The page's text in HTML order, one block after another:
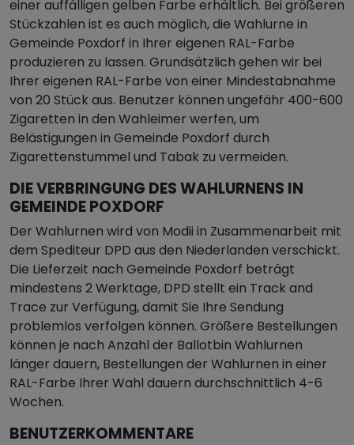
einer auffälligen gelben Farbe erhältlich. Bei größeren
Stückzahlen ist es auch möglich, die Wahlurne in
Gemeinde Poxdorf in Ihrer eigenen RAL-Farbe
produzieren zu lassen. Grundsätzlich gehen wir bei
Ihrer eigenen RAL-Farbe von einer Mindestabnahme
von 20 Stück aus. Benutzer können ungefähr 400-600
Zigaretten in den Wahleimer werfen, um
Belästigungen in Gemeinde Poxdorf durch
Zigarettenstummel und Tabak zu vermeiden.
DIE VERBRINGUNG DES WAHLURNENS IN
GEMEINDE POXDORF
Der Wahlurnen wird von Modii in Zusammenarbeit mit
dem Spediteur DPD aus den Niederlanden verschickt.
Die Lieferzeit nach Gemeinde Poxdorf beträgt
mindestens 2 Werktage, DPD stellt ein Track and
Trace zur Verfügung, damit Sie Ihre Sendung
problemlos verfolgen können. Größere Bestellungen
können je nach Anzahl der Ballotbin Wahlurnen
länger dauern, Bestellungen der Wahlurnen in einer
RAL-Farbe Ihrer Wahl dauern durchschnittlich 4-6
Wochen.
BENUTZERKOMMENTARE